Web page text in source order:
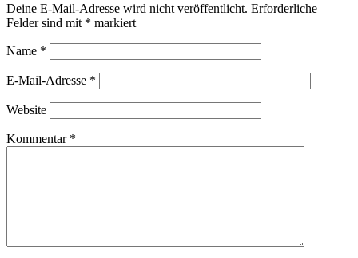
Deine E-Mail-Adresse wird nicht veröffentlicht. Erforderliche
Felder sind mit * markiert
Name *
E-Mail-Adresse *
Website
Kommentar *